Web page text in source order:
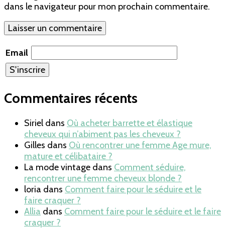
dans le navigateur pour mon prochain commentaire.
Email
Commentaires récents
Siriel dans Où acheter barrette et élastique
cheveux qui n’abiment pas les cheveux ?
Gilles dans Où rencontrer une femme Age mure,
mature et célibataire ?
La mode vintage dans Comment séduire,
rencontrer une femme cheveux blonde ?
loria dans Comment faire pour le séduire et le
faire craquer ?
Allia dans Comment faire pour le séduire et le faire
craquer ?